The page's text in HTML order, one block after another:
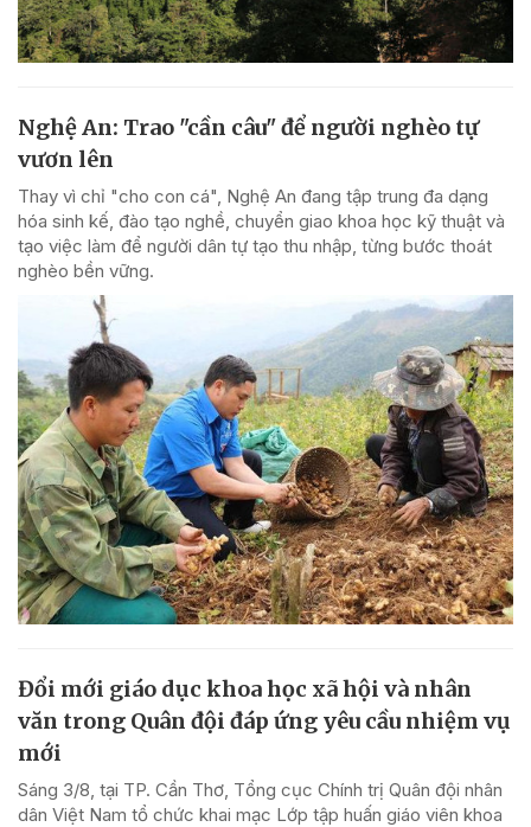
Nghệ An: Trao "cần câu" để người nghèo tự
vươn lên
Thay vì chỉ "cho con cá", Nghệ An đang tập trung đa dạng
hóa sinh kế, đào tạo nghề, chuyển giao khoa học kỹ thuật và
tạo việc làm để người dân tự tạo thu nhập, từng bước thoát
nghèo bền vững.
Đổi mới giáo dục khoa học xã hội và nhân
văn trong Quân đội đáp ứng yêu cầu nhiệm vụ
mới
Sáng 3/8, tại TP. Cần Thơ, Tổng cục Chính trị Quân đội nhân
dân Việt Nam tổ chức khai mạc Lớp tập huấn giáo viên khoa